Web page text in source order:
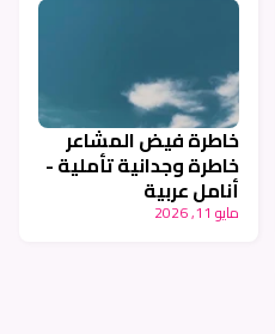
خاطرة فيض المشاعر
خاطرة وجدانية تأملية -
أنامل عربية
مايو 11, 2026